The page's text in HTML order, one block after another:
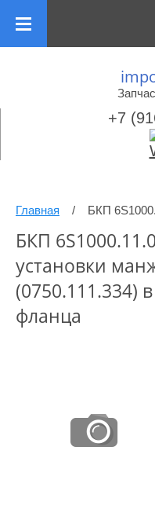
+7
Главная / БКП
БКП
установки
(0750.111.334)
фланца